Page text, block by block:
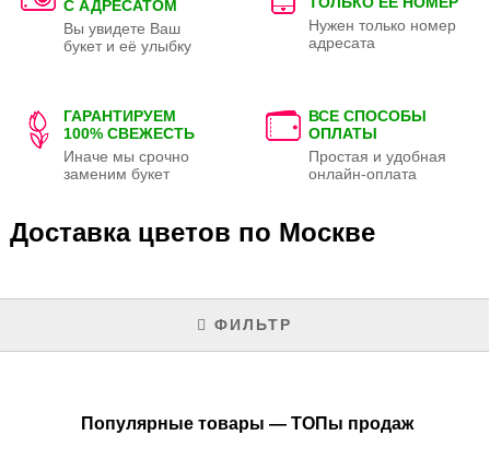
С АДРЕСАТОМ
Вы увидете Ваш
букет и её улыбку
Нужен только номер
адресата
ГАРАНТИРУЕМ
100% СВЕЖЕСТЬ
Иначе мы срочно
заменим букет
ВСЕ СПОСОБЫ
ОПЛАТЫ
Простая и удобная
онлайн-оплата
Доставка цветов по Москве
ФИЛЬТР
Популярные товары — ТОПы продаж